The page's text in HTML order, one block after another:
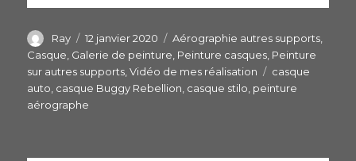
c
e
b
o
o
itt
er
ta
g
er
Auteur
Ray
Publié
le
12 janvier 2020 Catégories
Aérographie autres supports
Casque Galerie de peinture Peinture casques Peinture
sur autres supports ,Vidéo de mes réalisation Étiquettes
casque
auto casque Buggy Rebellion casque stilo peinture
aérographe